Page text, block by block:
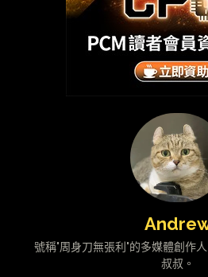
號稱"周身刀無張利"的多媒體創作
叔叔。